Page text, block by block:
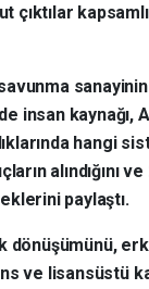
çıktılar
insan kaynağı,
hangi
alındığını
paylaştı.
ve lisansüstü